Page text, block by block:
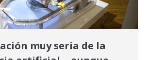
muy seria de la